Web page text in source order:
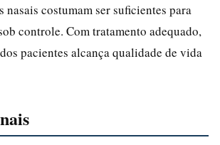
nasais costumam ser suficientes para
controle. Com tratamento adequado,
pacientes alcança qualidade de vida